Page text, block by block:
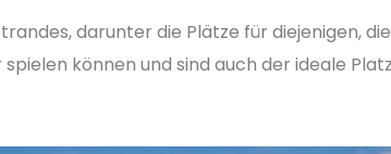
darunter die Plätze für diejenigen,
können und sind auch der ideale